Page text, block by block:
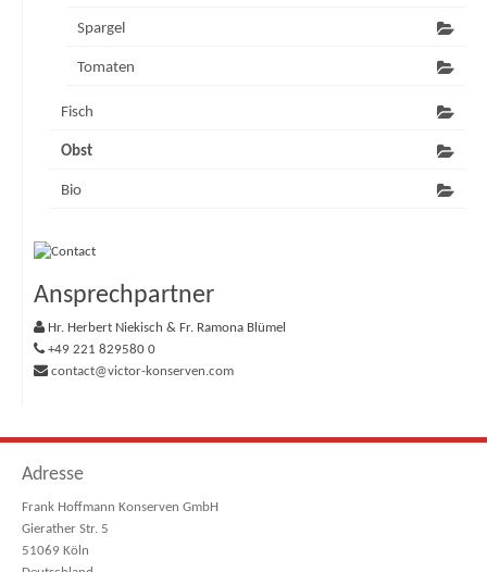
Spargel
Tomaten
Fisch
Obst
Bio
Ansprechpartner
Hr. Herbert Niekisch & Fr. Ramona Blümel
+49 221 829580 0
contact@victor-konserven.com
Adresse
Frank Hoffmann Konserven GmbH
Gierather Str. 5
51069 Köln